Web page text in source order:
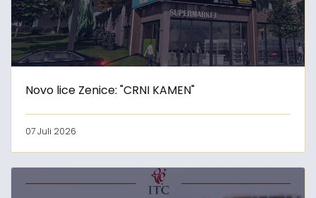
Novo lice Zenice: "CRNI KAMEN"
07 Juli 2026